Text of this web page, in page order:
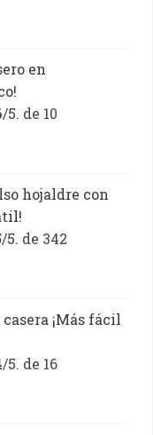
en
/5. de 10
hojaldre con
/5. de 342
¡Más fácil
/5. de 16